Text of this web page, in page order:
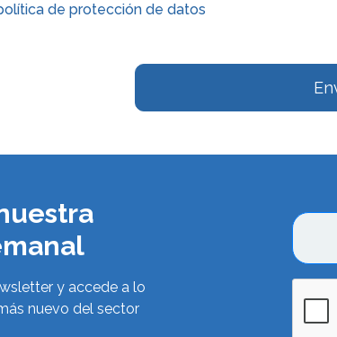
de protección de datos
y accede a lo
nuevo del sector